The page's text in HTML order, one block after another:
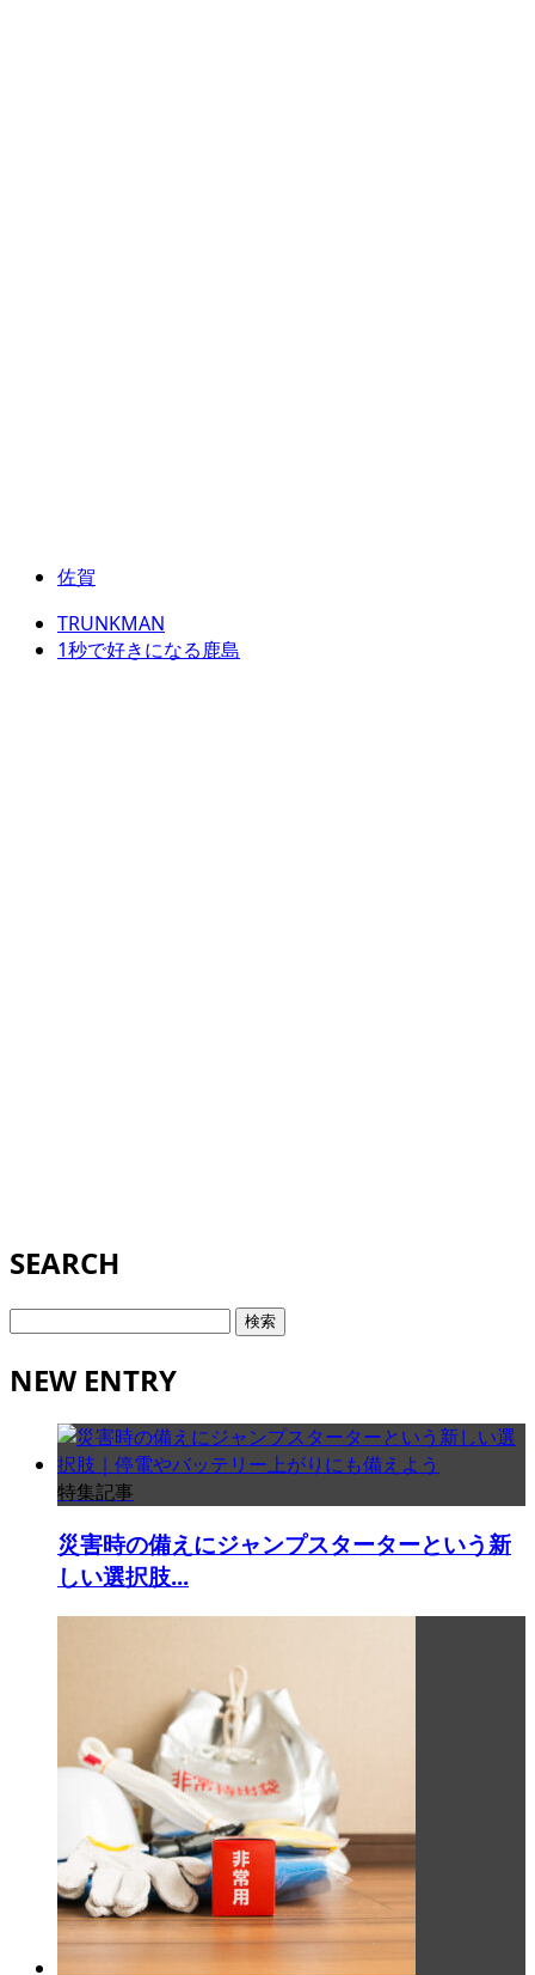
佐賀
TRUNKMAN
1秒で好きになる鹿島
SEARCH
検
NEW ENTRY
特集記事
災害時の備えにジャンプスターターという新
しい選択肢...